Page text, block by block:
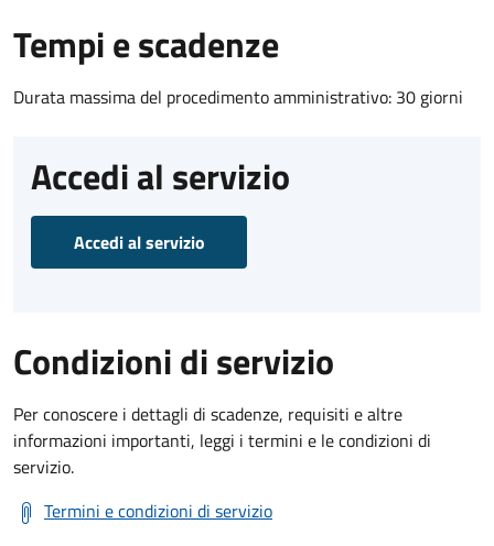
Tempi e scadenze
Durata massima del procedimento amministrativo: 30 giorni
Accedi al servizio
Accedi al servizio
Condizioni di servizio
Per conoscere i dettagli di scadenze, requisiti e altre
informazioni importanti, leggi i termini e le condizioni di
servizio.
Termini e condizioni di servizio